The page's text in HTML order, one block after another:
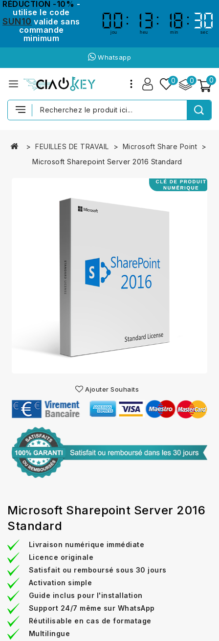
RÉDUCTION -10% -
utilise le code
SUN10 valide sans
commande
minimum
00
00
jou
13
13
heu
18
18
min
29
29
sec
Whatsapp
0
0
0
FEUILLES DE TRAVAIL
Microsoft Share Point
Microsoft Sharepoint Server 2016 Standard
Ajouter Souhaits
Microsoft Sharepoint Server 2016
Standard
Livraison numérique immédiate
Licence originale
Satisfait ou remboursé sous 30 jours
Activation simple
Guide inclus pour l'installation
Support 24/7 même sur WhatsApp
Réutilisable en cas de formatage
Multilingue